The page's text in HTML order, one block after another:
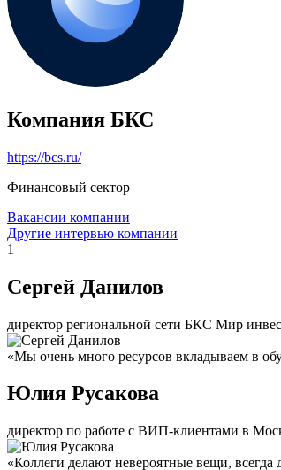
Компания БКС
https://bcs.ru/
Финансовый сектор
Вакансии компании
Другие интервью компании
1
Сергей Данилов
директор региональной сети БКС Мир
«Мы очень много ресурсов вкладываем в
Юлия Русакова
директор по работе с ВИП-клиентами в
«Коллеги делают невероятные вещи,